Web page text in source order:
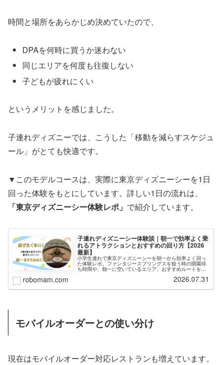
時間と場所をあらかじめ決めていたので、
DPAを何時に買うか迷わない
同じエリアを何度も往復しない
子どもが疲れにくい
というメリットを感じました。
子連れディズニーでは、こうした「移動を減らすスケジュ
ール」がとても快適です。
▼このモデルコースは、実際に東京ディズニーシーを1日
回った体験をもとにしています。詳しい1日の流れは、
「東京ディズニーシー体験レポ」 で紹介しています。
子連れディズニーシー体験談｜朝一で効率よく乗
れるアトラクションとおすすめの回り方【2026
最新】
小学生連れで東京ディズニーシーを朝一から効率よく回っ
た体験レポ。ファンタジースプリングスを狙う時の開園待
ち時間や、朝一に空いているエリア、おすすめルートを実
robomam.com 2026.07.31
モバイルオーダーとの使い分け
現在はモバイルオーダー対応レストランも増えています。